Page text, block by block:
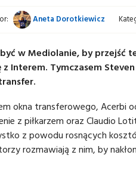
Aneta Dorotkiewicz
w Mediolanie, by przejść
Interem. Tymczasem
okna transferowego, Acerbi
z piłkarzem oraz Claudio
z powodu rosnących
rozmawiają z nim, by